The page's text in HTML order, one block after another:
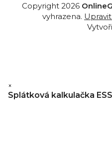
Copyright 2026
vyhrazena.
×
Splátková kalkulačka